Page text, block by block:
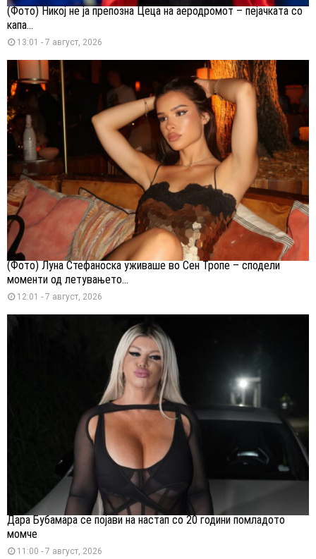
(Фото) Никој не ја препозна Цеца на аеродромот – пејачката со
капа...
13:01 - 7 август, 2026
(Фото) Луна Стефаноска уживаше во Сен Тропе – сподели
моменти од летувањето...
12:01 - 7 август, 2026
Дара Бубамара се појави на настап со 20 години помладото
момче
11:00 - 7 август, 2026